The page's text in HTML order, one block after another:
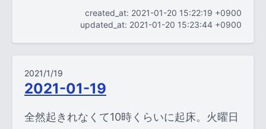
created_at: 2021-01-20 15:22:19 +0900
updated_at: 2021-01-20 15:23:44 +0900
2021/1/19
2021-01-19
全然起きれなくて10時くらいに起床。火曜日